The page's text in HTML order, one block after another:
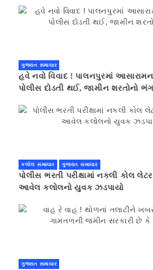
ગુજરાત સમાચાર
હવે નવો વિવાદ ! પાલનપુરમાં
પોલીસ દોડતી થઈ, જામીન શરતોનો ભંગ
કલોલ સમાચાર ગુજરાત સમાચાર
પોલીસ ભરતી પરીક્ષામાં નકલી કોલ
આવેલ કલોલનો યુવક ઝડપાયો
ગુજરાત સમાચાર